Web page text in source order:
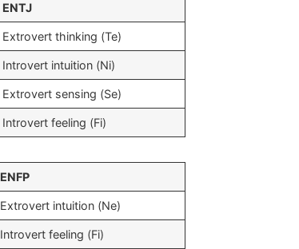
ENTJ
Extrovert thinking (Te)
Introvert intuition (Ni)
Extrovert sensing (Se)
Introvert feeling (Fi)
ENFP
Extrovert intuition (Ne)
Introvert feeling (Fi)